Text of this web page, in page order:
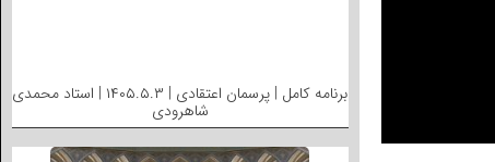
برنامه کامل | پرسمان اعتقادی | ۱۴۰۵.۵.۳ | استاد محمدی
شاهرودی